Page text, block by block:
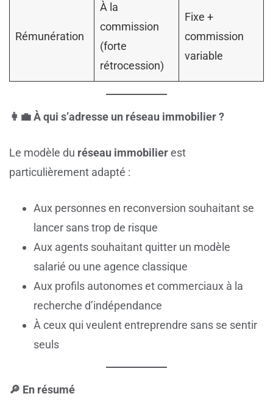
Rémunération
À la
commission
(forte
rétrocession)
Fixe +
commission
variable
👩‍💼 À qui s’adresse un réseau immobilier ?
Le modèle du réseau immobilierest
particulièrement adapté :
Aux personnes en reconversion souhaitant se
lancer sans trop de risque
Aux agents souhaitant quitter un modèle
salarié ou une agence classique
Aux profils autonomes et commerciaux à la
recherche d’indépendance
À ceux qui veulent entreprendre sans se sentir
seuls
🔎 En résumé